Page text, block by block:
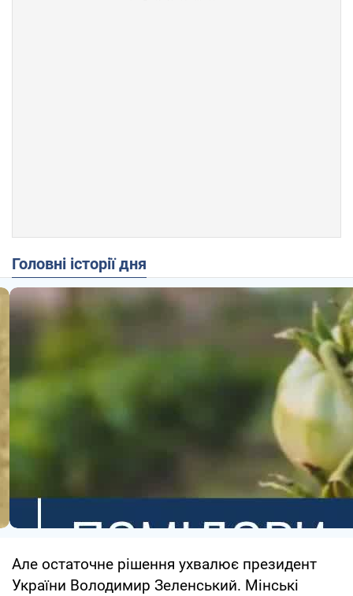
Головні історії дня
Але остаточне рішення ухвалює президент
України Володимир Зеленський. Мінські